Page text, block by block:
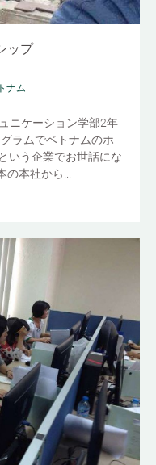
ップ
ナム
ニケーション学部2年
ラムでベトナムのホ
いう企業でお世話にな
本社から...